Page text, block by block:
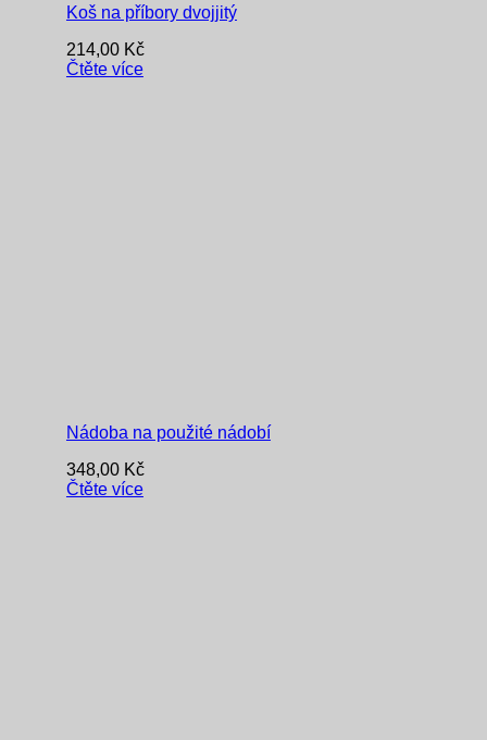
Koš na příbory dvojjitý
214,00 Kč
Čtěte více
Nádoba na použité nádobí
348,00 Kč
Čtěte více